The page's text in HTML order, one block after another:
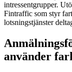
intressentgrupper.
Fintraffic som styr
lotsningstjänster
använder